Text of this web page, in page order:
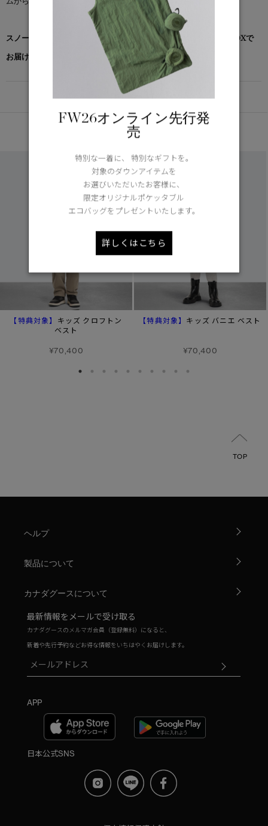
スノーグース by カナダグース コレクション対象商品は、専用のBOXで
お届けいたします。
DETAIL
あなたへのおすすめ
【特典対象】
キッズ クロフトン
ベスト
¥70,400
【特典対象】 キッズ バニエ ベスト
¥70,400
TOP
ヘルプ
製品について
カナダグースについて
最新情報をメールで受け取る
カナダグースのメルマガ会員（登録無料）になると、
新着や先行予約などお得な情報をいちはやくお届けします。
APP
日本公式SNS
FW26オンライン先行発
売
特別な一着に、 特別なギフトを。
対象のダウンアイテムを
お選びいただいたお客様に、
限定オリジナルポケッタブル
エコバッグをプレゼントいたします。
詳しくはこちら